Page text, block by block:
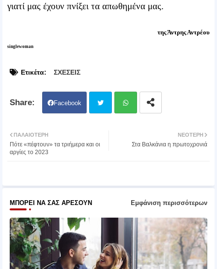
γιατί μας έχουν πνίξει τα απωθημένα μας.
της Άντρης Αντρέου
singlewoman
Ετικέτα: ΣΧΕΣΕΙΣ
Facebook
ter
ΝΕΌΤΕΡΗ
Στα Βαλκάνια η πρωτοχρονιά
ΠΑΛΑΙΌΤΕΡΗ
Πότε «πέφτουν» τα τριήμερα και οι
αργίες το 2023
ΜΠΟΡΕΊ ΝΑ ΣΑΣ ΑΡΈΣΟΥΝ Εμφάνιση περισσότερων